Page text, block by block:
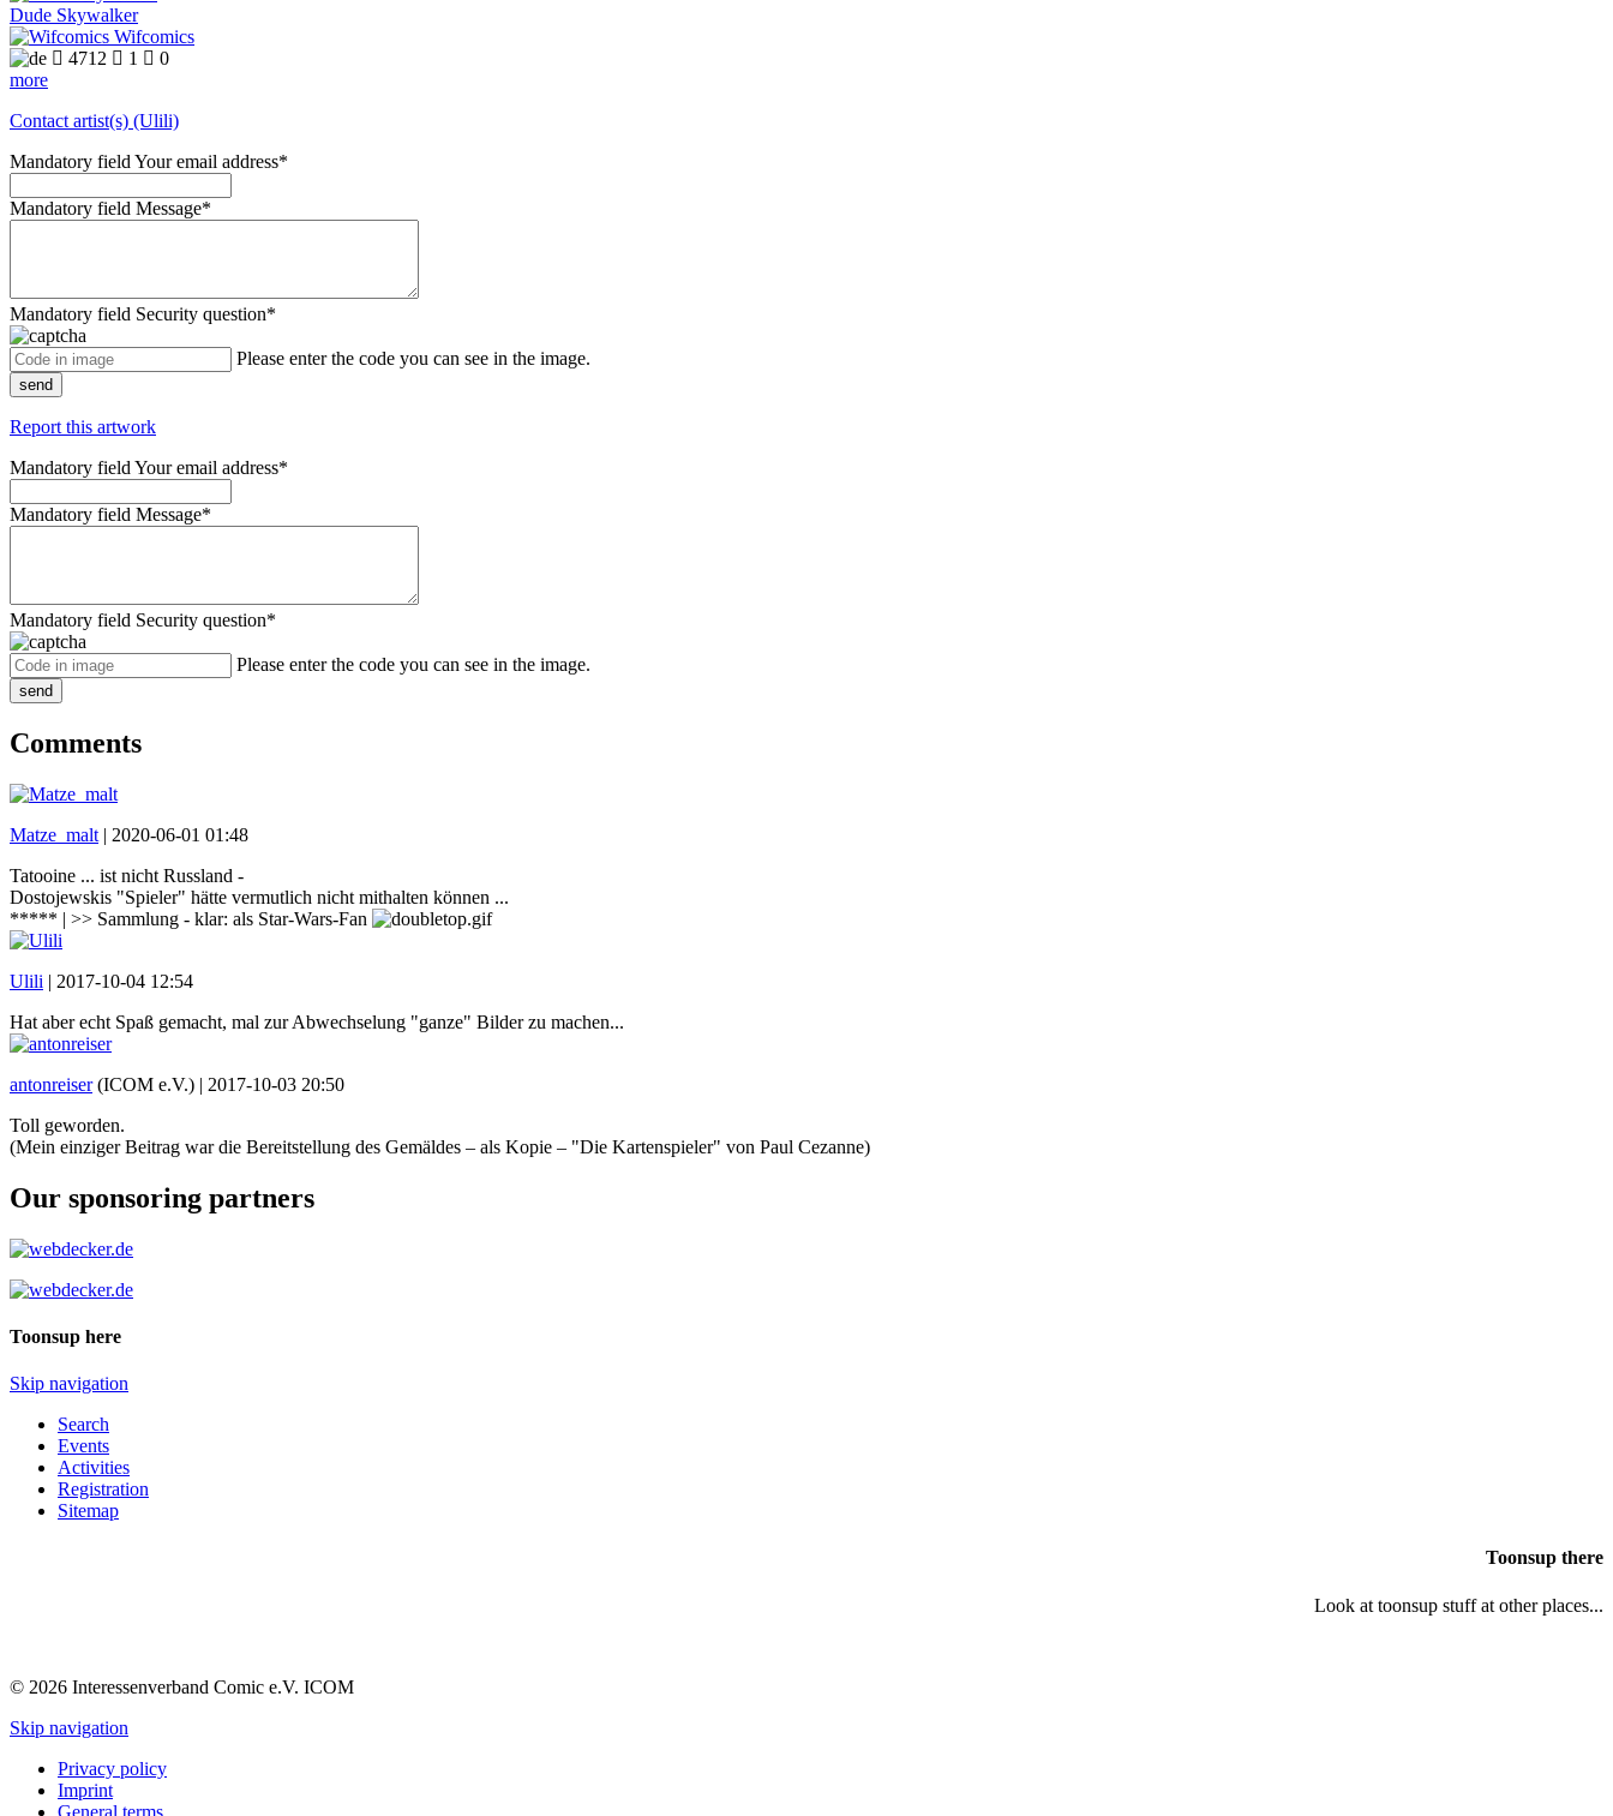
Dude Skywalker
Wifcomics
 4712  1  0
more
Contact artist(s) (Ulili)
Mandatory field Your email address*
Mandatory field Message*
Mandatory field Security question*
Please enter the code you can see in the image.
send
Report this artwork
Mandatory field Your email address*
Mandatory field Message*
Mandatory field Security question*
Please enter the code you can see in the image.
send
Comments
Matze_malt | 2020-06-01 01:48
Tatooine ... ist nicht Russland -
Dostojewskis "Spieler" hätte vermutlich nicht mithalten können ...
***** | >> Sammlung - klar: als Star-Wars-Fan
Ulili | 2017-10-04 12:54
Hat aber echt Spaß gemacht, mal zur Abwechselung "ganze" Bilder zu machen...
antonreiser(ICOM e.V.) | 2017-10-03 20:50
Toll geworden.
(Mein einziger Beitrag war die Bereitstellung des Gemäldes – als Kopie – "Die Kartenspieler" von Paul Cezanne)
Our sponsoring partners
Toonsup here
Skip navigation
Search
Events
Activities
Registration
Sitemap
Toonsup there
Look at toonsup stuff at other places...
© 2026 Interessenverband Comic e.V. ICOM
Skip navigation
Privacy policy
Imprint
General terms